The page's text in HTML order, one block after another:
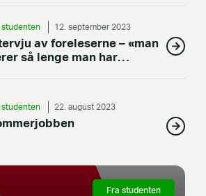
studenten 12. september 2023
av foreleserne – «man
så lenge man har
studenten 22. august 2023
Fra studenten